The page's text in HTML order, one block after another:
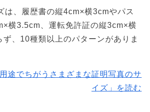
は、履歴書の縦4cm×横3cmやパス
横3.5cm、運転免許証の縦3cm×横
、10種類以上のパターンがありま
途でちがうさまざまな証明写真のサ
イズ」を読む